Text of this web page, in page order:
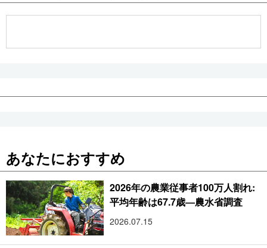
あなたにおすすめ
2026年の農業従事者100万人割れ:
平均年齢は67.7歳―農水省調査
2026.07.15